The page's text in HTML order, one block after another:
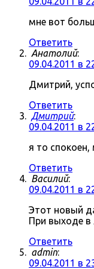
мне вот
Ответить
Анатолий:
09.04.2011 в
Дмитрий,
Ответить
Дмитрий:
09.04.2011 в
я то спокоен,
Ответить
Василий:
09.04.2011 в
Этот новый
При выходе в
Ответить
admin:
09.04.2011 в